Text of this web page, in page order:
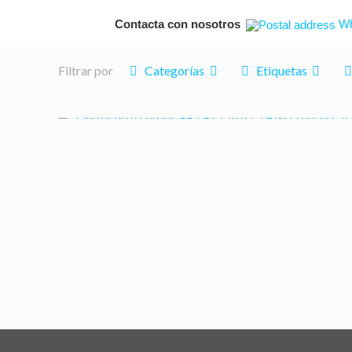
Contacta con nosotros
Filtrar por Categorías Etiquetas